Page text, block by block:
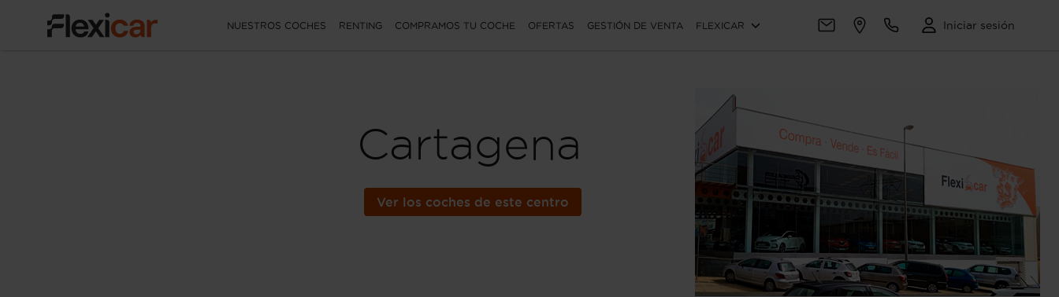
NUESTROS COCHES RENTING COMPRAMOS TU COCHE OFERTAS GESTIÓN DE VENTA FLEXICAR Iniciar sesión
Cartagena
Ver los coches de este centro